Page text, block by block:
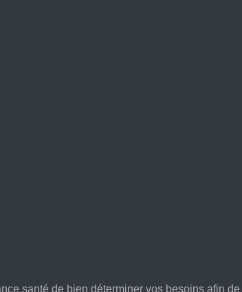
santé de bien déterminer vos besoins afin